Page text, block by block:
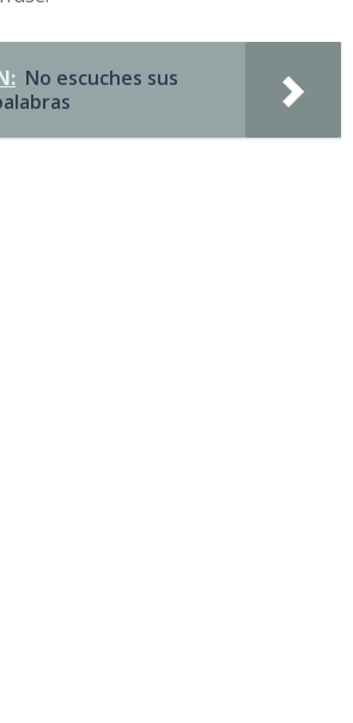
No escuches sus